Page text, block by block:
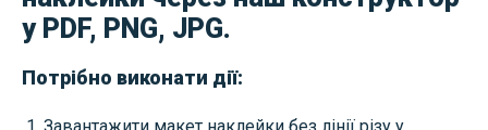
у PDF, PNG, JPG.
Потрібно виконати дії:
Завантажити макет наклейки без лінії різу у